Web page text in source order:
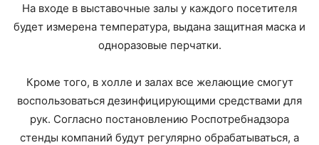
На входе в выставочные залы у каждого посетителя
будет измерена температура, выдана защитная маска и
одноразовые перчатки.
Кроме того, в холле и залах все желающие смогут
воспользоваться дезинфицирующими средствами для
рук. Согласно постановлению Роспотребнадзора
стенды компаний будут регулярно обрабатываться, а